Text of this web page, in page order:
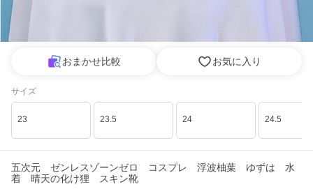
おまかせ比較 お気に入り
サイズ
23 23.5 24 24.5
五次元 ゼンレスゾーンゼロ コスプレ 浮波柚葉 ゆずは 水
着 晴天の化け狸 スキン靴